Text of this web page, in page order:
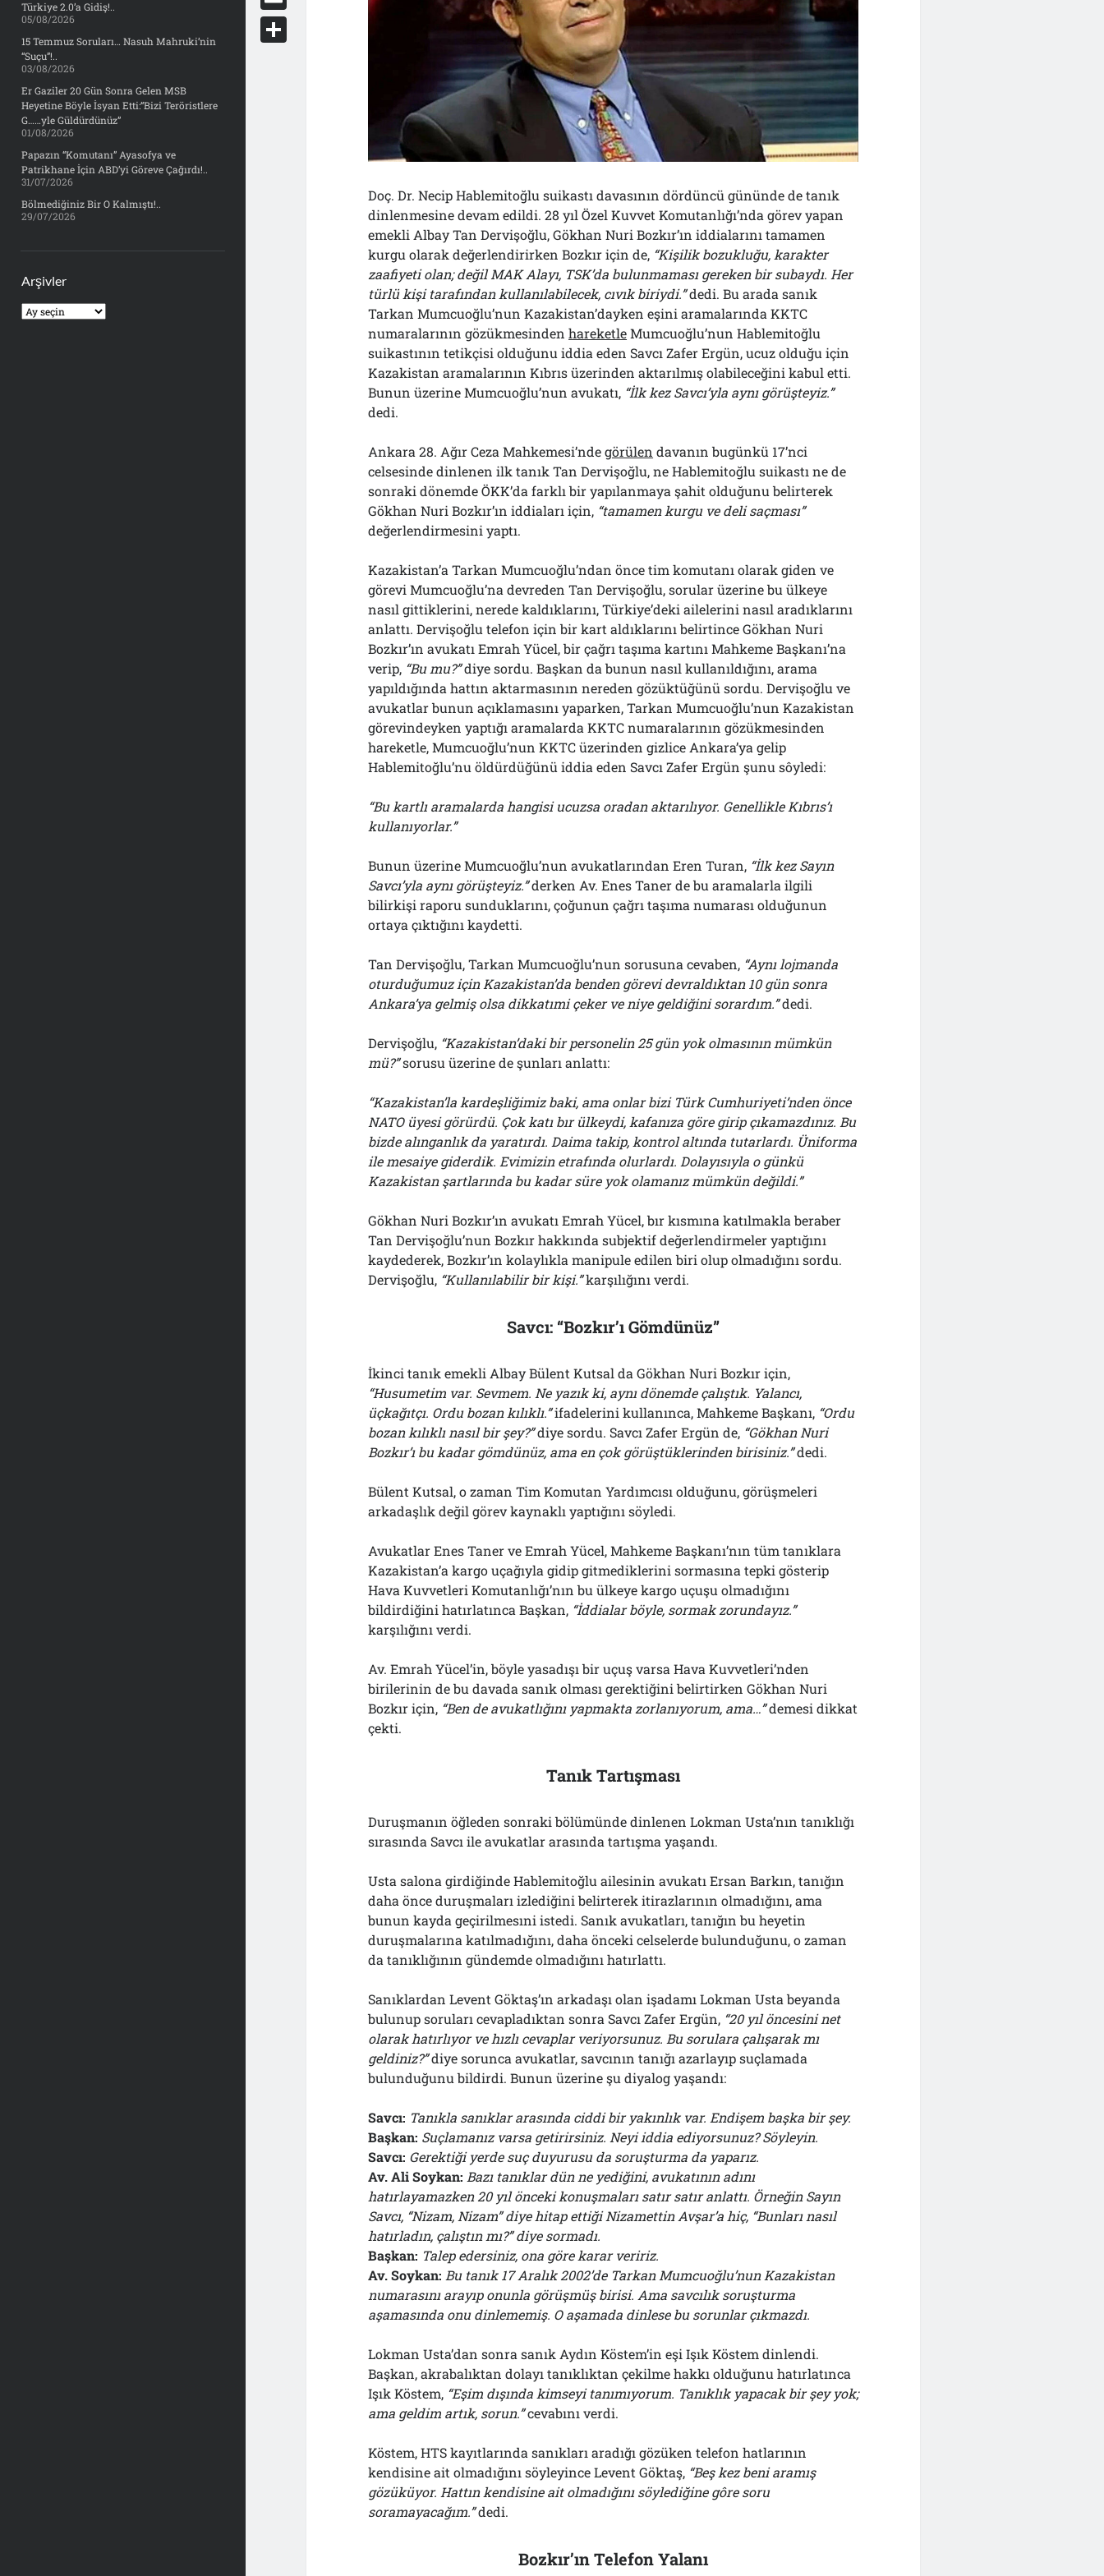
Türkiye 2.0’a Gidiş!..
05/08/2026
15 Temmuz Soruları… Nasuh Mahruki’nin
“Suçu”!..
03/08/2026
Er Gaziler 20 Gün Sonra Gelen MSB
Heyetine Böyle İsyan Etti:“Bizi Teröristlere
G……yle Güldürdünüz”
01/08/2026
Papazın “Komutanı” Ayasofya ve
Patrikhane İçin ABD’yi Göreve Çağırdı!..
31/07/2026
Bölmediğiniz Bir O Kalmıştı!..
29/07/2026
Arşivler
Arşivler
Doç. Dr. Necip Hablemitoğlu suikastı davasının dördüncü gününde de tanık
dinlenmesine devam edildi. 28 yıl Özel Kuvvet Komutanlığı’nda görev yapan
emekli Albay Tan Dervişoğlu, Gökhan Nuri Bozkır’ın iddialarını tamamen
kurgu olarak değerlendirirken Bozkır için de, “Kişilik bozukluğu, karakter
zaafiyeti olan; değil MAK Alayı, TSK’da bulunmaması gereken bir subaydı. Her
türlü kişi tarafından kullanılabilecek, cıvık biriydi.”dedi. Bu arada sanık
Tarkan Mumcuoğlu’nun Kazakistan’dayken eşini aramalarında KKTC
numaralarının gözükmesindenhareketleMumcuoğlu’nun Hablemitoğlu
suikastının tetikçisi olduğunu iddia eden Savcı Zafer Ergün, ucuz olduğu için
Kazakistan aramalarının Kıbrıs üzerinden aktarılmış olabileceğini kabul etti.
Bunun üzerine Mumcuoğlu’nun avukatı, “İlk kez Savcı’yla aynı görüşteyiz.”
dedi.
Ankara 28. Ağır Ceza Mahkemesi’ndegörülen davanın bugünkü 17’nci
celsesinde dinlenen ilk tanık Tan Dervişoğlu, ne Hablemitoğlu suikastı ne de
sonraki dönemde ÖKK’da farklı bir yapılanmaya şahit olduğunu belirterek
Gökhan Nuri Bozkır’ın iddiaları için, “tamamen kurgu ve deli saçması”
değerlendirmesini yaptı.
Kazakistan’a Tarkan Mumcuoğlu’ndan önce tim komutanı olarak giden ve
görevi Mumcuoğlu’na devreden Tan Dervişoğlu, sorular üzerine bu ülkeye
nasıl gittiklerini, nerede kaldıklarını, Türkiye’deki ailelerini nasıl aradıklarını
anlattı. Dervişoğlu telefon için bir kart aldıklarını belirtince Gökhan Nuri
Bozkır’ın avukatı Emrah Yücel, bir çağrı taşıma kartını Mahkeme Başkanı’na
verip, “Bu mu?”diye sordu. Başkan da bunun nasıl kullanıldığını, arama
yapıldığında hattın aktarmasının nereden gözüktüğünü sordu. Dervişoğlu ve
avukatlar bunun açıklamasını yaparken, Tarkan Mumcuoğlu’nun Kazakistan
görevindeyken yaptığı aramalarda KKTC numaralarının gözükmesinden
hareketle, Mumcuoğlu’nun KKTC üzerinden gizlice Ankara’ya gelip
Hablemitoğlu’nu öldürdüğünü iddia eden Savcı Zafer Ergün şunu sôyledi:
“Bu kartlı aramalarda hangisi ucuzsa oradan aktarılıyor. Genellikle Kıbrıs’ı
kullanıyorlar.”
Bunun üzerine Mumcuoğlu’nun avukatlarından Eren Turan, “İlk kez Sayın
Savcı’yla aynı görüşteyiz.”derken Av. Enes Taner de bu aramalarla ilgili
bilirkişi raporu sunduklarını, çoğunun çağrı taşıma numarası olduğunun
ortaya çıktığını kaydetti.
Tan Dervişoğlu, Tarkan Mumcuoğlu’nun sorusuna cevaben, “Aynı lojmanda
oturduğumuz için Kazakistan’da benden görevi devraldıktan 10 gün sonra
Ankara’ya gelmiş olsa dikkatımi çeker ve niye geldiğini sorardım.”dedi.
Dervişoğlu, “Kazakistan’daki bir personelin 25 gün yok olmasının mümkün
mü?”sorusu üzerine de şunları anlattı:
“Kazakistan’la kardeşliğimiz baki, ama onlar bizi Türk Cumhuriyeti’nden önce
NATO üyesi görürdü. Çok katı bır ülkeydi, kafanıza göre girip çıkamazdınız. Bu
bizde alınganlık da yaratırdı. Daima takip, kontrol altında tutarlardı. Üniforma
ile mesaiye giderdik. Evimizin etrafında olurlardı. Dolayısıyla o günkü
Kazakistan şartlarında bu kadar süre yok olamanız mümkün değildi.”
Gökhan Nuri Bozkır’ın avukatı Emrah Yücel, bır kısmına katılmakla beraber
Tan Dervişoğlu’nun Bozkır hakkında subjektif değerlendirmeler yaptığını
kaydederek, Bozkır’ın kolaylıkla manipule edilen biri olup olmadığını sordu.
Dervişoğlu, “Kullanılabilir bir kişi.”karşılığını verdi.
Savcı: “Bozkır’ı Gömdünüz”
İkinci tanık emekli Albay Bülent Kutsal da Gökhan Nuri Bozkır için,
“Husumetim var. Sevmem. Ne yazık ki, aynı dönemde çalıştık. Yalancı,
üçkağıtçı. Ordu bozan kılıklı.”ifadelerini kullanınca, Mahkeme Başkanı, “Ordu
bozan kılıklı nasıl bir şey?”diye sordu. Savcı Zafer Ergün de, “Gökhan Nuri
Bozkır’ı bu kadar gömdünüz, ama en çok görüştüklerinden birisiniz.”dedi.
Bülent Kutsal, o zaman Tim Komutan Yardımcısı olduğunu, görüşmeleri
arkadaşlık değil görev kaynaklı yaptığını söyledi.
Avukatlar Enes Taner ve Emrah Yücel, Mahkeme Başkanı’nın tüm tanıklara
Kazakistan’a kargo uçağıyla gidip gitmediklerini sormasına tepki gösterip
Hava Kuvvetleri Komutanlığı’nın bu ülkeye kargo uçuşu olmadığını
bildirdiğini hatırlatınca Başkan, “İddialar böyle, sormak zorundayız.”
karşılığını verdi.
Av. Emrah Yücel’in, böyle yasadışı bir uçuş varsa Hava Kuvvetleri’nden
birilerinin de bu davada sanık olması gerektiğini belirtirken Gökhan Nuri
Bozkır için, “Ben de avukatlığını yapmakta zorlanıyorum, ama…”demesi dikkat
çekti.
Tanık Tartışması
Duruşmanın öğleden sonraki bölümünde dinlenen Lokman Usta’nın tanıklığı
sırasında Savcı ile avukatlar arasında tartışma yaşandı.
Usta salona girdiğinde Hablemitoğlu ailesinin avukatı Ersan Barkın, tanığın
daha önce duruşmaları izlediğini belirterek itirazlarının olmadığını, ama
bunun kayda geçirilmesıni istedi. Sanık avukatları, tanığın bu heyetin
duruşmalarına katılmadığını, daha önceki celselerde bulunduğunu, o zaman
da tanıklığının gündemde olmadığını hatırlattı.
Sanıklardan Levent Göktaş’ın arkadaşı olan işadamı Lokman Usta beyanda
bulunup soruları cevapladıktan sonra Savcı Zafer Ergün, “20 yıl öncesini net
olarak hatırlıyor ve hızlı cevaplar veriyorsunuz. Bu sorulara çalışarak mı
geldiniz?”diye sorunca avukatlar, savcının tanığı azarlayıp suçlamada
bulunduğunu bildirdi. Bunun üzerine şu diyalog yaşandı:
Savcı: Tanıkla sanıklar arasında ciddi bir yakınlık var. Endişem başka bir şey.
Başkan: Suçlamanız varsa getirirsiniz. Neyi iddia ediyorsunuz? Söyleyin.
Savcı: Gerektiği yerde suç duyurusu da soruşturma da yaparız.
Av. Ali Soykan: Bazı tanıklar dün ne yediğini, avukatının adını
hatırlayamazken 20 yıl önceki konuşmaları satır satır anlattı. Örneğin Sayın
Savcı, “Nizam, Nizam” diye hitap ettiği Nizamettin Avşar’a hiç, “Bunları nasıl
hatırladın, çalıştın mı?” diye sormadı.
Başkan: Talep edersiniz, ona göre karar veririz.
Av. Soykan: Bu tanık 17 Aralık 2002’de Tarkan Mumcuoğlu’nun Kazakistan
numarasını arayıp onunla görüşmüş birisi. Ama savcılık soruşturma
aşamasında onu dinlememiş. O aşamada dinlese bu sorunlar çıkmazdı.
Lokman Usta’dan sonra sanık Aydın Köstem’in eşi Işık Köstem dinlendi.
Başkan, akrabalıktan dolayı tanıklıktan çekilme hakkı olduğunu hatırlatınca
Işık Köstem, “Eşim dışında kimseyi tanımıyorum. Tanıklık yapacak bir şey yok;
ama geldim artık, sorun.”cevabını verdi.
Köstem, HTS kayıtlarında sanıkları aradığı gözüken telefon hatlarının
kendisine ait olmadığını söyleyince Levent Göktaş, “Beş kez beni aramış
gözüküyor. Hattın kendisine ait olmadığını söylediğine gôre soru
soramayacağım.”dedi.
Bozkır’ın Telefon Yalanı
y
db
d
d
o
c
E